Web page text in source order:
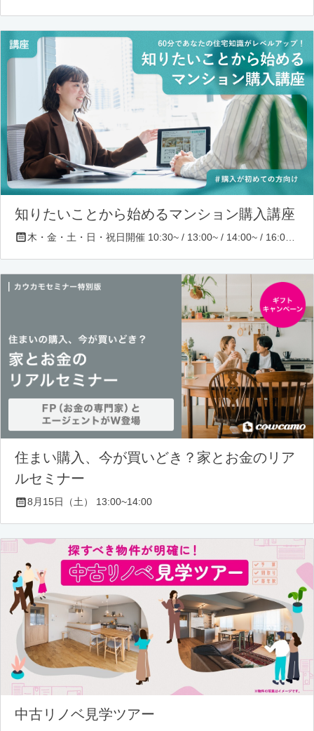
知りたいことから始めるマンション購入講座
住まい購入、今が買いどき？家とお金のリア
ルセミナー
8月15日（土） 13:00~14:00
中古リノベ見学ツアー